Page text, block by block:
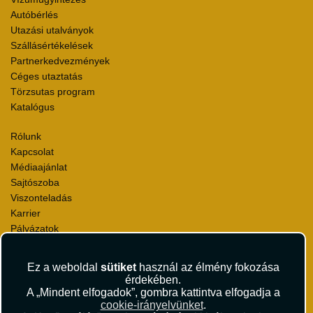
Ez a weboldal sütikethasznál az élmény fokozása
érdekében.
A „Mindent elfogadok”, gombra kattintva elfogadja a
cookie-irányelvünket.
Autóbérlés
Utazási utalványok
Szállásértékelések
Partnerkedvezmények
Céges utaztatás
Törzsutas program
Katalógus
Rólunk
Kapcsolat
Médiaajánlat
Sajtószoba
Viszonteladás
Karrier
Pályázatok
Utazási Csomag Szerződési Feltételek
Útlemondás-biztosítás Szerződési Feltételek